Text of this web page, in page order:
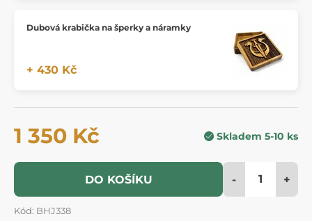
Dubová krabička na šperky a náramky
+ 430 Kč
1 350 Kč Skladem 5-10 ks
DO KOŠÍKU - +
Kód: BHJ338